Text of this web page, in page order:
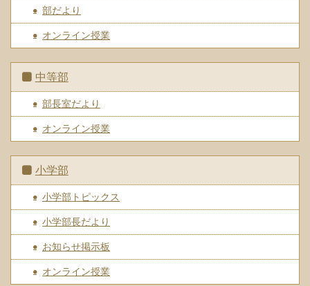
部だより
オンライン授業
中等部
部長室だより
オンライン授業
小学部
小学部トピックス
小学部長だより
お知らせ掲示板
オンライン授業